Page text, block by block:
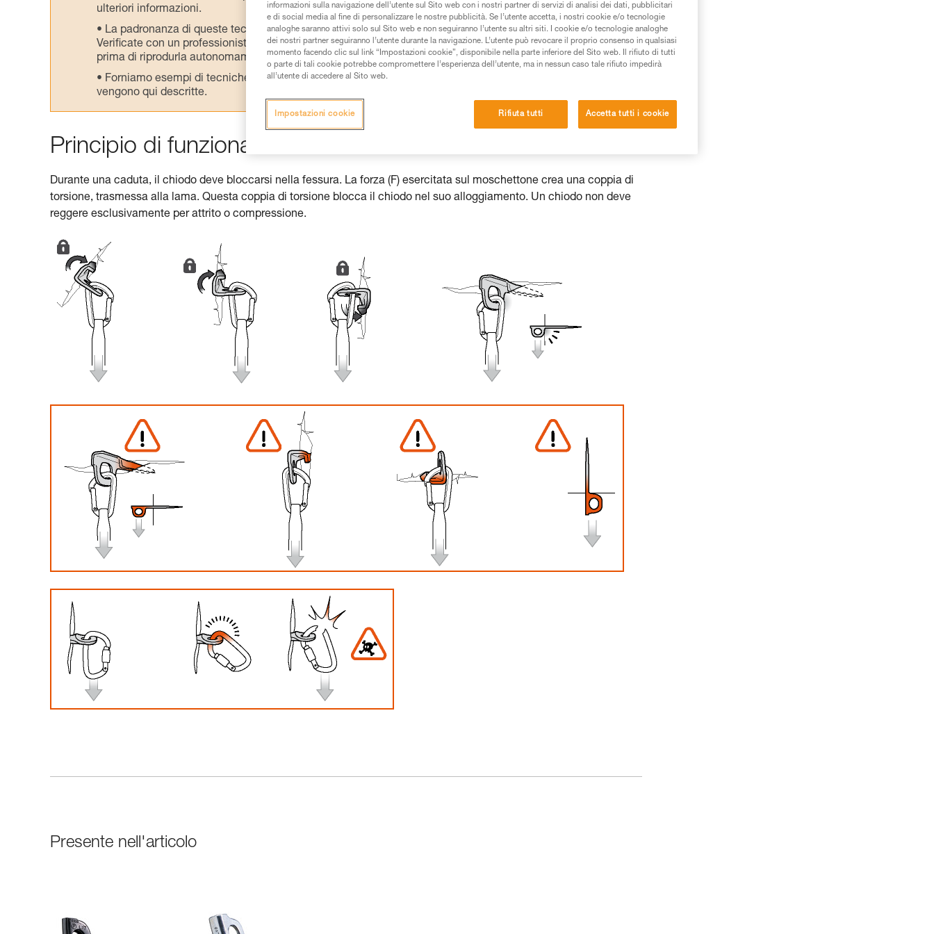
ulteriori informazioni.
La padronanza di queste tecniche richiede una formazione ed un addestramento specifico.
Verificate con un professionista la vostra capacità di rifare la manovra, da soli, in piena sicurezza,
prima di riprodurla autonomamente.
Forniamo esempi di tecniche relative alla vostra attività. Ne possono esistere altre che non
vengono qui descritte.
Principio di funzionamento
Durante una caduta, il chiodo deve bloccarsi nella fessura. La forza (F) esercitata sul moschettone crea una coppia di
torsione, trasmessa alla lama. Questa coppia di torsione blocca il chiodo nel suo alloggiamento. Un chiodo non deve
reggere esclusivamente per attrito o compressione.
Presente nell'articolo
informazioni sulla navigazione dell’utente sul Sito web con i nostri partner di servizi di analisi dei dati, pubblicitari
e di social media al fine di personalizzare le nostre pubblicità. Se l’utente accetta, i nostri cookie e/o tecnologie
analoghe saranno attivi solo sul Sito web e non seguiranno l’utente su altri siti. I cookie e/o tecnologie analoghe
dei nostri partner seguiranno l’utente durante la navigazione. L’utente può revocare il proprio consenso in qualsiasi
momento facendo clic sul link “Impostazioni cookie”, disponibile nella parte inferiore del Sito web. Il rifiuto di tutti
o parte di tali cookie potrebbe compromettere l’esperienza dell’utente, ma in nessun caso tale rifiuto impedirà
all’utente di accedere al Sito web.
Rifiuta tutti Accetta tutti i cookie
Impostazioni cookie